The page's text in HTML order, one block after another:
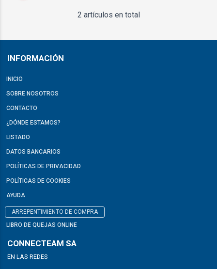
2 artículos en total
INFORMACIÓN
INICIO
SOBRE NOSOTROS
CONTACTO
¿DÓNDE ESTAMOS?
LISTADO
DATOS BANCARIOS
POLÍTICAS DE PRIVACIDAD
POLÍTICAS DE COOKIES
AYUDA
ARREPENTIMIENTO DE COMPRA
LIBRO DE QUEJAS ONLINE
CONNECTEAM SA
EN LAS REDES